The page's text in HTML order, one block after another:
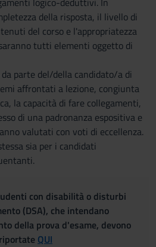
della risposta, il livello di
del corso e l'appropriatezza
tutti elementi oggetto di
parte del/della candidato/a di
affrontati a lezione, congiunta
la capacità di fare collegamenti,
di una padronanza espositiva e
valutati con voti di eccellenza.
sia per i candidati
con disabilità o disturbi
(DSA), che intendano
della prova d'esame, devono
QUI